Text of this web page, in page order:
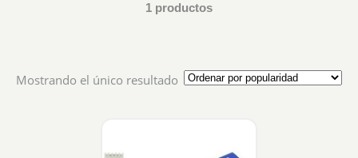
1 productos
Mostrando el único resultado